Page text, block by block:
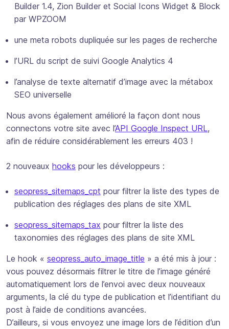
Builder 1.4, Zion Builder et Social Icons Widget & Block
par WPZOOM
une meta robots dupliquée sur les pages de recherche
l’URL du script de suivi Google Analytics 4
l’analyse de texte alternatif d’image avec la métabox
SEO universelle
Nous avons également amélioré la façon dont nous
connectons votre site avec l’API Google Inspect URL,
afin de réduire considérablement les erreurs 403 !
2 nouveaux hooks pour les développeurs :
seopress_sitemaps_cpt pour filtrer la liste des types de
publication des réglages des plans de site XML
seopress_sitemaps_tax pour filtrer la liste des
taxonomies des réglages des plans de site XML
Le hook « seopress_auto_image_title » a été mis à jour :
vous pouvez désormais filtrer le titre de l’image généré
automatiquement lors de l’envoi avec deux nouveaux
arguments, la clé du type de publication et l’identifiant du
post à l’aide de conditions avancées.
D’ailleurs, si vous envoyez une image lors de l’édition d’un